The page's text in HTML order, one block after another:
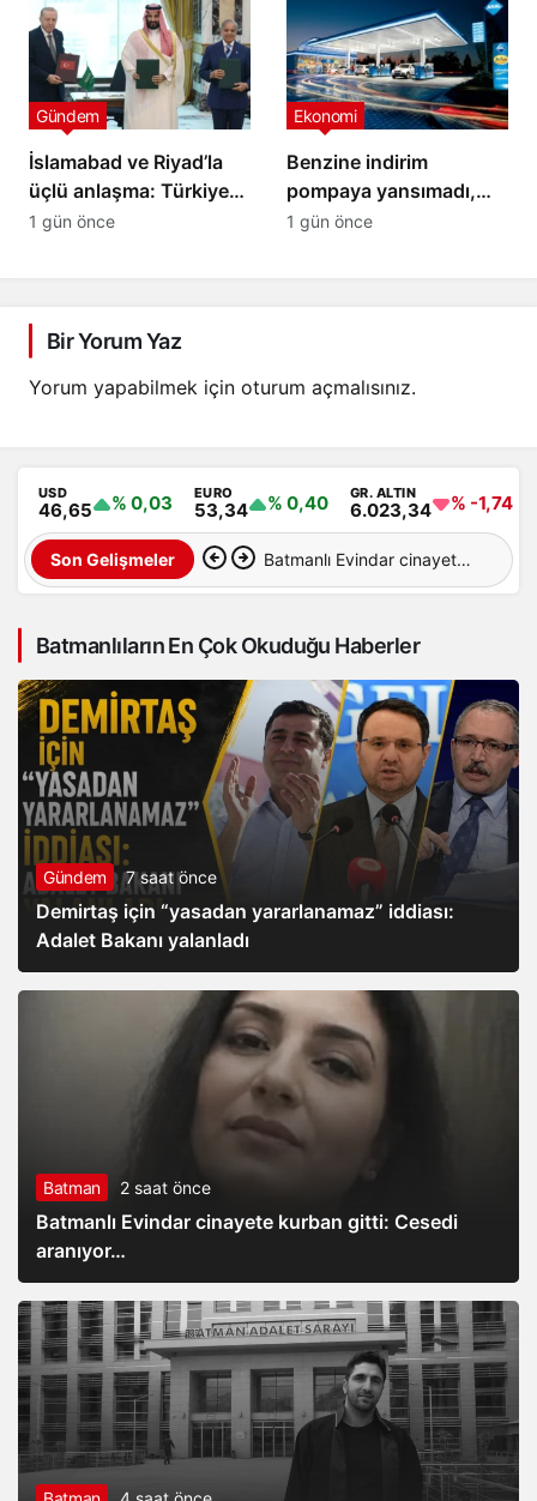
İslamabad ve Riyad’la
üçlü anlaşma: Türkiye
yeni savunma ittifakını
Gündem
1 gün önce
Benzine indirim
pompaya yansımadı,
yeni zam geliyor
Ekonomi
1 gün önce
Bir Yorum Yaz
Yorum yapabilmek için oturum açmalısınız.
USD
46,65 % 0,03 EURO
53,34 % 0,40 GR. ALTIN
6.023,34 % -1,74
Son Gelişmeler Batmanlı Evindar cinayete
aranıyor…
Batmanlıların En Çok Okuduğu Haberler
Gündem 7 saat önce
Demirtaş için “yasadan yararlanamaz” iddiası:
Adalet Bakanı yalanladı
Batman 2 saat önce
Batmanlı Evindar cinayete kurban gitti: Cesedi
aranıyor…